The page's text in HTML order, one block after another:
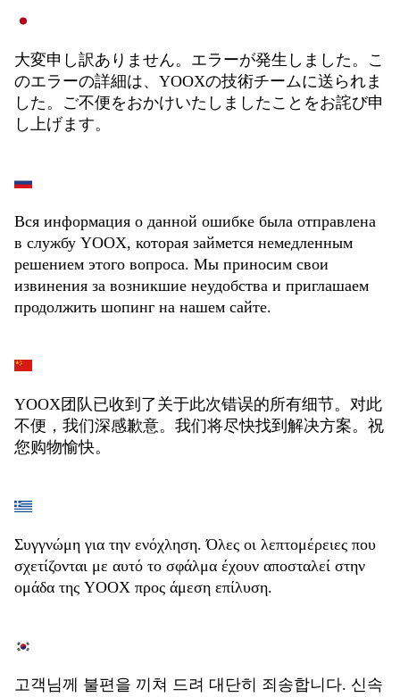
大変申し訳ありません。エラーが発生しました。こ
のエラーの詳細は、YOOXの技術チームに送られま
した。ご不便をおかけいたしましたことをお詫び申
し上げます。
Вся информация о данной ошибке была отправлена
в службу YOOX, которая займется немедленным
решением этого вопроса. Мы приносим свои
извинения за возникшие неудобства и приглашаем
продолжить шопинг на нашем сайте.
YOOX团队已收到了关于此次错误的所有细节。对此
不便，我们深感歉意。我们将尽快找到解决方案。祝
您购物愉快。
Συγγνώμη για την ενόχληση. Όλες οι λεπτομέρειες που
σχετίζονται με αυτό το σφάλμα έχουν αποσταλεί στην
ομάδα της YOOX προς άμεση επίλυση.
고객님께 불편을 끼쳐 드려 대단히 죄송합니다. 신속